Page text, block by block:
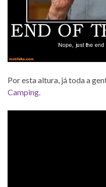
Por esta altura, já toda a
Camping